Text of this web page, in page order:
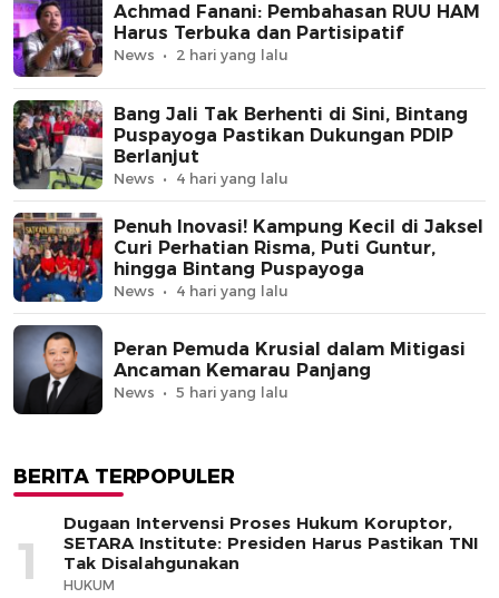
Achmad Fanani: Pembahasan RUU HAM
Harus Terbuka dan Partisipatif
News 2 hari yang lalu
Bang Jali Tak Berhenti di Sini, Bintang
Puspayoga Pastikan Dukungan PDIP
Berlanjut
News 4 hari yang lalu
Penuh Inovasi! Kampung Kecil di Jaksel
Curi Perhatian Risma, Puti Guntur,
hingga Bintang Puspayoga
News 4 hari yang lalu
Peran Pemuda Krusial dalam Mitigasi
Ancaman Kemarau Panjang
News 5 hari yang lalu
BERITA TERPOPULER
1
Dugaan Intervensi Proses Hukum Koruptor,
SETARA Institute: Presiden Harus Pastikan TNI
Tak Disalahgunakan
HUKUM